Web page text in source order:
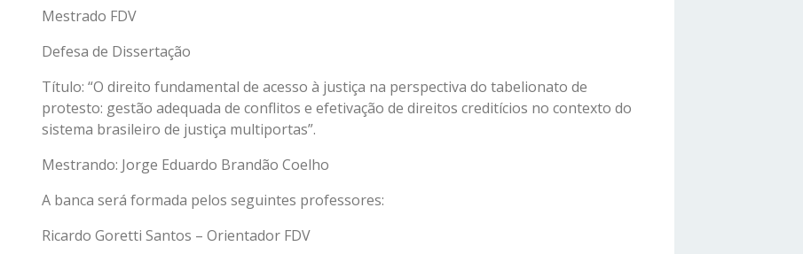
Mestrado FDV
Defesa de Dissertação
Título: “O direito fundamental de acesso à justiça na perspectiva do tabelionato de
protesto: gestão adequada de conflitos e efetivação de direitos creditícios no contexto do
sistema brasileiro de justiça multiportas”.
Mestrando: Jorge Eduardo Brandão Coelho
A banca será formada pelos seguintes professores:
Ricardo Goretti Santos – Orientador FDV